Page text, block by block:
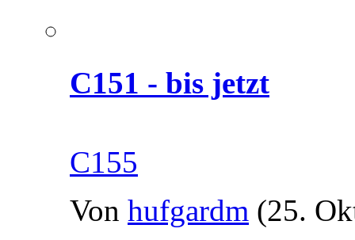
C151 - bis jetzt
C155
Von hufgardm (25.